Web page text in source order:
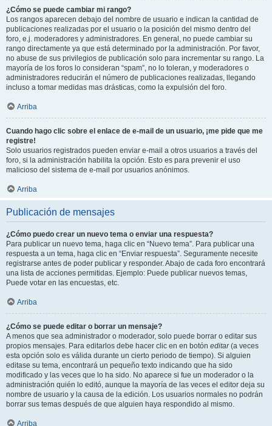
¿Cómo se puede cambiar mi rango?
Los rangos aparecen debajo del nombre de usuario e indican la cantidad de
publicaciones realizadas por el usuario o la posición del mismo dentro del
foro, e.j. moderadores y administradores. En general, no puede cambiar su
rango directamente ya que está determinado por la administración. Por favor,
no abuse de sus privilegios de publicación solo para incrementar su rango. La
mayoría de los foros lo consideran “spam”, no lo toleran, y moderadores o
administradores reducirán el número de publicaciones realizadas, llegando
incluso a tomar medidas mas drásticas, como la expulsión del foro.
Arriba
Cuando hago clic sobre el enlace de e-mail de un usuario, ¡me pide que me
registre!
Solo usuarios registrados pueden enviar e-mail a otros usuarios a través del
foro, si la administración habilita la opción. Esto es para prevenir el uso
malicioso del sistema de e-mail por usuarios anónimos.
Arriba
Publicación de mensajes
¿Cómo puedo crear un nuevo tema o enviar una respuesta?
Para publicar un nuevo tema, haga clic en “Nuevo tema”. Para publicar una
respuesta a un tema, haga clic en “Enviar respuesta”. Seguramente necesite
registrarse antes de poder publicar y responder. Abajo de cada foro encontrará
una lista de acciones permitidas. Ejemplo: Puede publicar nuevos temas,
Puede votar en las encuestas, etc.
Arriba
¿Cómo se puede editar o borrar un mensaje?
A menos que sea administrador o moderador, solo puede borrar o editar sus
propios mensajes. Para editarlos debe hacer clic en en botón editar(a veces
esta opción solo es válida durante un cierto periodo de tiempo). Si alguien
editase su tema, encontrará un pequeño texto indicando que ha sido
modificado y las veces que lo ha sido. No aparece si fue un moderador o la
administración quién lo editó, aunque la mayoría de las veces el editor deja su
nombre de usuario y la causa de la edición. Los usuarios normales no podrán
borrar sus temas después de que alguien haya respondido al mismo.
Arriba